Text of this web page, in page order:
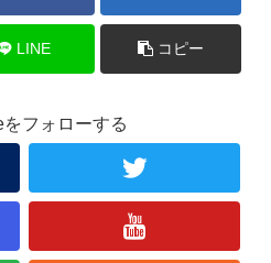
LINE コピー
フォローする